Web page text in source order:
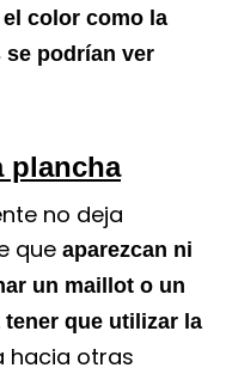
color como la
podrían ver
plancha
no deja
que aparezcan ni
un maillot o un
tener que utilizar la
hacia otras